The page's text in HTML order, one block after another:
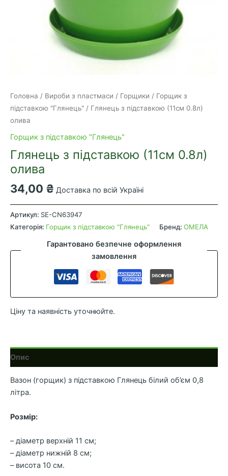
Головна / Вироби з пластмаси / Горщики / Горщик з
підставкою "Глянець" / Глянець з підставкою (11см 0.8л)
олива
Горщик з підставкою "Глянець"
Глянець з підставкою (11см 0.8л)
олива
34,00 ₴ Доставка по всій Україні
Глянець
з
підставкою
0.8л)
Артикул: SE-CN63947
Категорія: Горщик з підставкою "Глянець" Бренд: ОМЕЛА
Гарантовано безпечне оформлення
замовлення
Ціну та наявність уточнюйте.
Опис
Вазон (горщик) з підставкою Глянець білий об’єм 0,8
літра.
Розмір:
– діаметр верхній 11 см;
– діаметр нижній 8 см;
– висота 10 см.